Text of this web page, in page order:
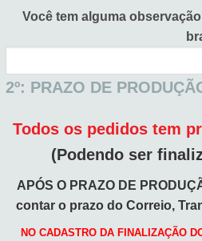
Você tem alguma
2º: PRAZO DE
Todos os pedidos tem
(Podendo ser
APÓS O PRAZO DE
contar o prazo do Correio,
NO CADASTRO DA FINALIZAÇÃO